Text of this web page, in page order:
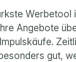
Werbetool
Angebote
gut,